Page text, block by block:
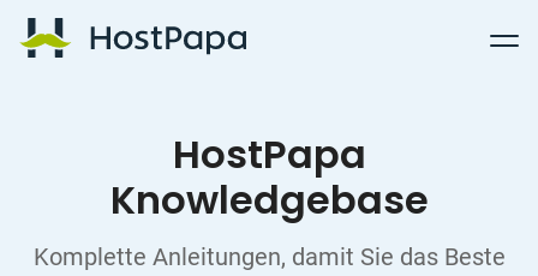
HostPapa
Knowledgebase
Komplette Anleitungen, damit Sie das Beste
us
us
us
us